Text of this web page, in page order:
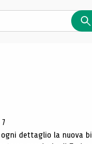
ogni dettaglio la nuova